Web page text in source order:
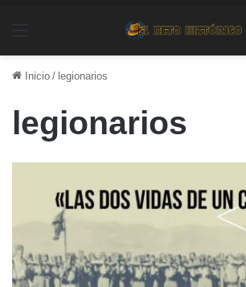
Inicio / legionarios
legionarios